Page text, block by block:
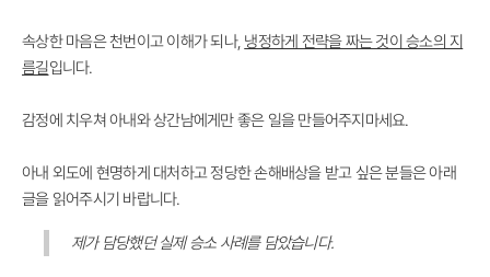
속상한 마음은 천번이고 이해가 되나, 냉정하게 전략을 짜는 것이 승소의 지
름길입니다.
감정에 치우쳐 아내와 상간남에게만 좋은 일을 만들어주지마세요.
아내 외도에 현명하게 대처하고 정당한 손해배상을 받고 싶은 분들은 아래
글을 읽어주시기 바랍니다.
제가 담당했던 실제 승소 사례를 담았습니다.